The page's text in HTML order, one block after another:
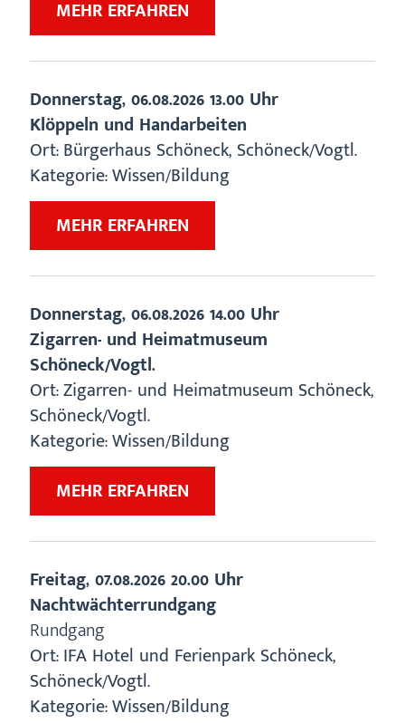
ZU
„ECKIS
ENTDECKERWELT“
MEHR ERFAHREN
Donnerstag,06.08.202613.00 Uhr
Klöppeln und Handarbeiten
Ort:Bürgerhaus Schöneck, Schöneck/Vogtl.
Kategorie:Wissen/Bildung
ZU
„KLÖPPELN
UND
HANDARBEITEN“
MEHR ERFAHREN
Donnerstag,06.08.202614.00 Uhr
Zigarren- und Heimatmuseum
Schöneck/Vogtl.
Ort:Zigarren- und Heimatmuseum Schöneck,
Schöneck/Vogtl.
Kategorie:Wissen/Bildung
ZU
„ZIGARREN-
UND
HEIMATMUSEUM
SCHÖNECK/VOGTL.“
MEHR ERFAHREN
Freitag,07.08.202620.00 Uhr
Nachtwächterrundgang
Rundgang
Ort:IFA Hotel und Ferienpark Schöneck,
Schöneck/Vogtl.
Kategorie:Wissen/Bildung